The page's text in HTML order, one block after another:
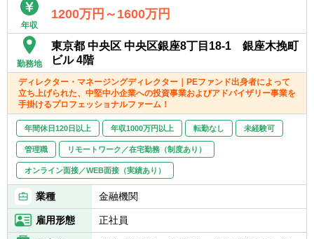
- メンバーの希望やキャリアに合わせて、
M&AからIPO支援・経理支援に至るまで幅広
い業務に関与可能
- 関与できる業務の幅広さはトップクラスで
■経験豊富なメンバーによる充実したサポー
ト体制
- 各領域で実務経験豊富なメンバーによる案
件サポート体制
- 経験豊富なメンバーがフォローする体制に
より、初めての業務でも不安なくチャレンジ
可能
- 書籍購入支援や研修参加等、キャリアアッ
プ・自己研鑽機会も豊富
■投資業務やマネジメントキャリアへのチャ
レンジ
年収
1200万円～1600万円
勤務地
東京都 中央区 中央区銀座8丁目18-1 銀座木挽町
ビル 4階
ディレクター・マネージングディレクター｜PEファンド出身者によって
立ち上げられた、中堅中小企業への投資事業およびアドバイザリー事業を
手掛けるプロフェッショナルファーム！
年間休日120日以上 年収1000万円以上 転勤なし 未経験可
管理職 リモートワーク／在宅勤務（制度あり）
オンライン面接／WEB面接（実績あり）
業種 金融機関
雇用形態 正社員